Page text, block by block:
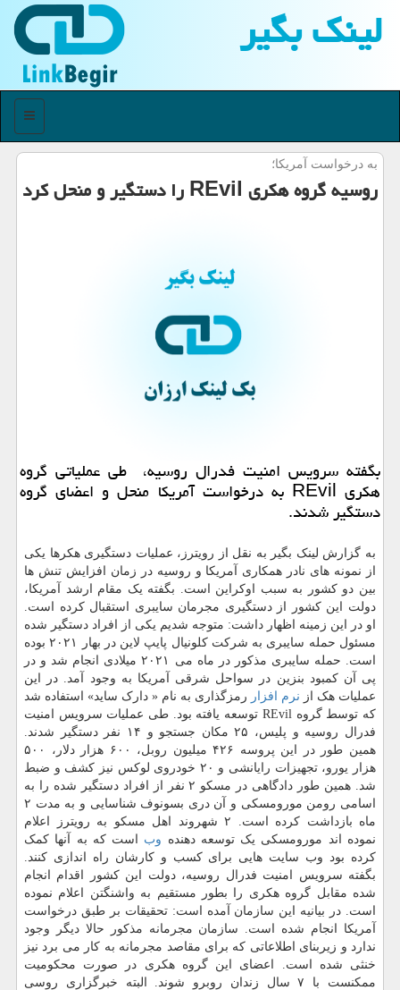
لینك بگیر
منو
به درخواست آمریكا؛
روسیه گروه هکری REvil را دستگیر و منحل کرد
بگفته سرویس امنیت فدرال روسیه، طی عملیاتی گروه
هکری REvil به درخواست آمریکا منحل و اعضای گروه
دستگیر شدند.
به گزارش لینک بگیر به نقل از رویترز، عملیات دستگیری هکرها یکی
از نمونه های نادر همکاری آمریکا و روسیه در زمان افزایش تنش ها
بین دو کشور به سبب اوکراین است. بگفته یک مقام ارشد آمریکا،
دولت این کشور از دستگیری مجرمان سایبری استقبال کرده است.
او در این زمینه اظهار داشت: متوجه شدیم یکی از افراد دستگیر شده
مسئول حمله سایبری به شرکت کلونیال پایپ لاین در بهار ۲۰۲۱ بوده
است. حمله سایبری مذکور در ماه می ۲۰۲۱ میلادی انجام شد و در
پی آن کمبود بنزین در سواحل شرقی آمریکا به وجود آمد. در این
عملیات هک از نرم افزار رمزگذاری به نام « دارک ساید» استفاده شد
که توسط گروه REvil توسعه یافته بود. طی عملیات سرویس امنیت
فدرال روسیه و پلیس، ۲۵ مکان جستجو و ۱۴ نفر دستگیر شدند.
همین طور در این پروسه ۴۲۶ میلیون روبل، ۶۰۰ هزار دلار، ۵۰۰
هزار یورو، تجهیزات رایانشی و ۲۰ خودروی لوکس نیز کشف و ضبط
شد. همین طور دادگاهی در مسکو ۲ نفر از افراد دستگیر شده را به
اسامی رومن مورومسکی و آن دری بسونوف شناسایی و به مدت ۲
ماه بازداشت کرده است. ۲ شهروند اهل مسکو به رویترز اعلام
نموده اند مورومسکی یک توسعه دهنده وب است که به آنها کمک
کرده بود وب سایت هایی برای کسب و کارشان راه اندازی کنند.
بگفته سرویس امنیت فدرال روسیه، دولت این کشور اقدام انجام
شده مقابل گروه هکری را بطور مستقیم به واشنگتن اعلام نموده
است. در بیانیه این سازمان آمده است: تحقیقات بر طبق درخواست
آمریکا انجام شده است. سازمان مجرمانه مذکور حالا دیگر وجود
ندارد و زیربنای اطلاعاتی که برای مقاصد مجرمانه به کار می برد نیز
خنثی شده است. اعضای این گروه هکری در صورت محکومیت
ممکنست با ۷ سال زندان روبرو شوند. البته خبرگزاری روسی